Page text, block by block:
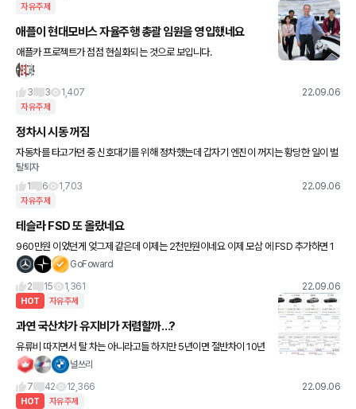
자유주제
애플이 현대모비스 자율주행 총괄 임원을 영입했네요
애플카 프로젝트가 점점 현실화되는 것으로 보입니다.
3 3 1,407 22.09.06
자유주제
정차시 시동 꺼짐
자동차를 타고가던 중 신호대기를 위해 정차했는데 갑자기 엔진이 꺼지는 황당한 일이 벌
어졌습니다. 여러번 발생되어 얼마전에 정비업체를 찾아 원인을 알아보려고 했지만 시스
템 점검해도 이상이 없다고 하네
탈퇴자
1
6 1,703 22.09.06
자유주제
테슬라 FSD 또 올랐네요
960만원 이었던게 엊그제 같은데 이제는 2천만원이네요 이제 모삼 에 FSD 추가하면 1
억인건가요..... GoFoward
2
15 1,361 22.09.06
HOT 자유주제
과연 국산차가 유지비가 저렴할까…?
유류비 따지면서 탈 차는 아니라고들 하지만 5년이면 절반차이 10년
이면 저정도 차이인데 과연 저렴한게 맞을까요? 더군다나 실연비로
널쓰리
7
42 12,366 22.09.06
HOT 자유주제